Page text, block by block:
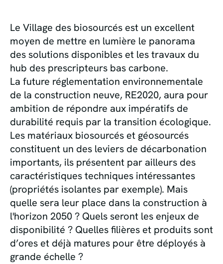
Le Village des biosourcés est un excellent
moyen de mettre en lumière le panorama
des solutions disponibles et les travaux du
hub des prescripteurs bas carbone.
La future réglementation environnementale
de la construction neuve, RE2020, aura pour
ambition de répondre aux impératifs de
durabilité requis par la transition écologique.
Les matériaux biosourcés et géosourcés
constituent un des leviers de décarbonation
importants, ils présentent par ailleurs des
caractéristiques techniques intéressantes
(propriétés isolantes par exemple). Mais
quelle sera leur place dans la construction à
l'horizon 2050 ? Quels seront les enjeux de
disponibilité ? Quelles filières et produits sont
d’ores et déjà matures pour être déployés à
grande échelle ?